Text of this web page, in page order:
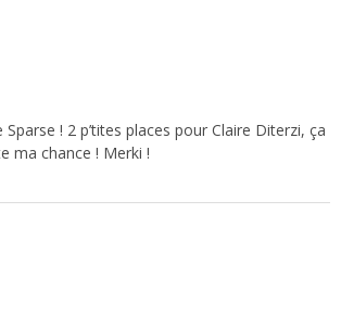
! 2 p’tites places pour Claire Diterzi, ça
ma chance ! Merki !